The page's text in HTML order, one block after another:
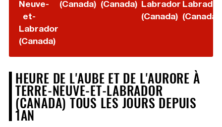
Neuve-
et-
Labrador
(Canada)
(Canada) (Canada) Labrador
(Canada)
Labrador
(Canada)
HEURE DE L'AUBE ET DE L'AURORE À
TERRE-NEUVE-ET-LABRADOR
(CANADA) TOUS LES JOURS DEPUIS
1AN